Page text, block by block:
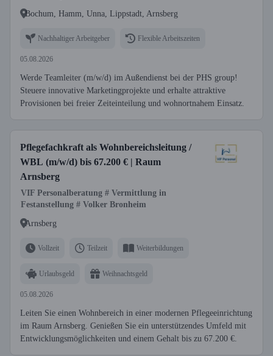
Bochum, Hamm, Unna, Lippstadt, Arnsberg
Nachhaltiger Arbeitgeber Flexible Arbeitszeiten
05.08.2026
Werde Teamleiter (m/w/d) im Außendienst bei der PHS group!
Steuere innovative Marketingprojekte und erhalte attraktive
Provisionen bei freier Zeiteinteilung und wohnortnahem Einsatz.
Pflegefachkraft als Wohnbereichsleitung /
WBL (m/w/d) bis 67.200 € | Raum
Arnsberg
VIF Personalberatung # Vermittlung in
Festanstellung # Volker Bronheim
Arnsberg
Vollzeit Teilzeit Weiterbildungen
Urlaubsgeld Weihnachtsgeld
05.08.2026
Leiten Sie einen Wohnbereich in einer modernen Pflegeeinrichtung
im Raum Arnsberg. Genießen Sie ein unterstützendes Umfeld mit
Entwicklungsmöglichkeiten und einem Gehalt bis zu 67.200 €.